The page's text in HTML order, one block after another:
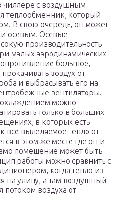
с воздушным
теплообменник, который
В свою очередь, он может
осевым. Осевые
производительность
малых аэродинамических
большое,
воздух от
и выбрасывать его на
вентиляторы.
можно
только в больших
в которых есть
все выделяемое тепло от
в этом же месте где он и
помещение может быть
работы можно сравнить с
когда тепло из
на улицу, а там воздушный
потоком воздуха от